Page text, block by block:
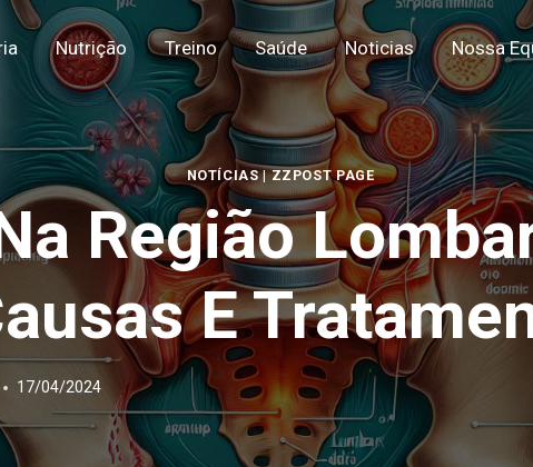
Nutrição Treino Saúde Noticias Nossa
NOTÍCIAS|ZZPOST PAGE
Região
E
17/04/2024